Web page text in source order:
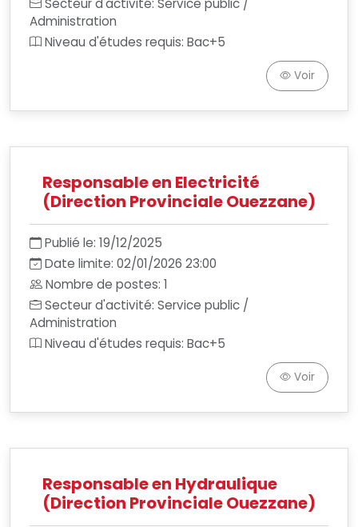
Secteur d'activité: Service public /
Administration
Niveau d'études requis: Bac+5
Voir
Responsable en Electricité
(Direction Provinciale Ouezzane)
Publié le: 19/12/2025
Date limite: 02/01/2026 23:00
Nombre de postes: 1
Secteur d'activité: Service public /
Administration
Niveau d'études requis: Bac+5
Voir
Responsable en Hydraulique
(Direction Provinciale Ouezzane)